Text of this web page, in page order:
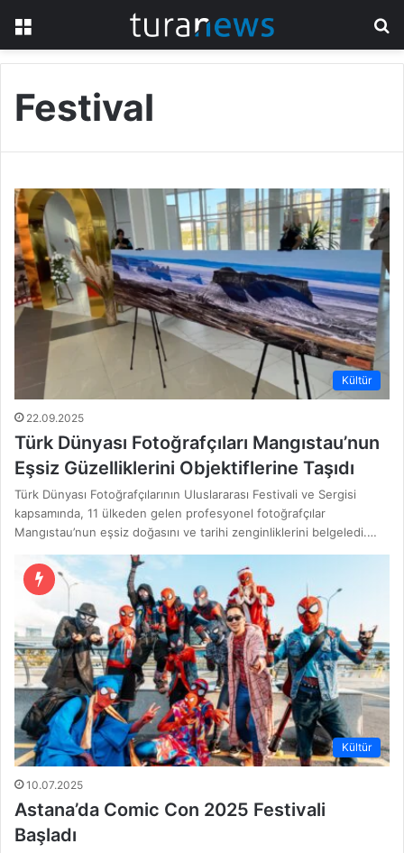
Festival
Kültür
22.09.2025
Türk Dünyası Fotoğrafçıları Mangıstau’nun
Eşsiz Güzelliklerini Objektiflerine Taşıdı
Türk Dünyası Fotoğrafçılarının Uluslararası Festivali ve Sergisi
kapsamında, 11 ülkeden gelen profesyonel fotoğrafçılar
Mangıstau’nun eşsiz doğasını ve tarihi zenginliklerini belgeledi.…
Kültür
10.07.2025
Astana’da Comic Con 2025 Festivali
Başladı